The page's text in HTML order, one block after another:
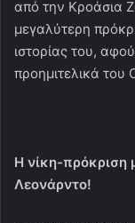
από την Κροάσια
μεγαλύτερη
ιστορίας του,
προημιτελικά του
Η νίκη-πρόκριση
Λεονάρντο!